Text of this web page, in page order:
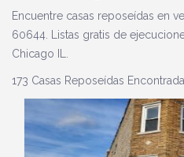
Encuentre casas reposeídas en
60644. Listas gratis de
Chicago IL.
173 Casas Reposeídas